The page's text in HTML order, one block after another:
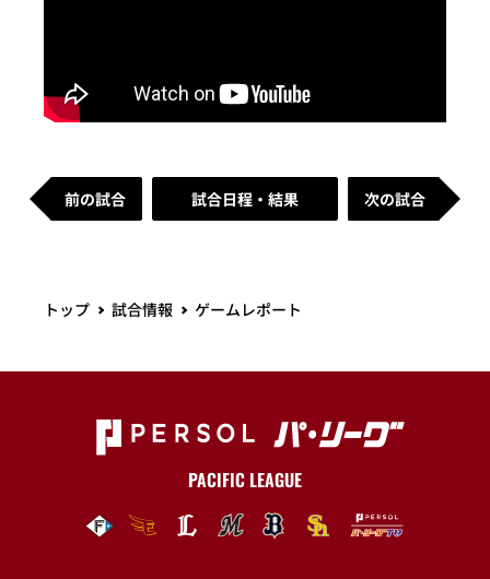
前の試合 試合日程・結果 次の試合
トップ 試合情報 ゲームレポート
PACIFIC LEAGUE